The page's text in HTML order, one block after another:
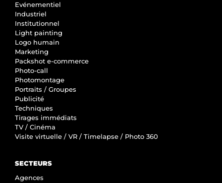
Evénementiel
Industriel
Institutionnel
Light painting
Logo humain
Marketing
Packshot e-commerce
Photo-call
Photomontage
Portraits / Groupes
Publicité
Techniques
Tirages immédiats
TV / Cinéma
Visite virtuelle / VR / Timelapse / Photo 360
SECTEURS
Agences